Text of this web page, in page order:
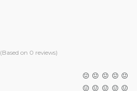
(Based on 0 reviews)